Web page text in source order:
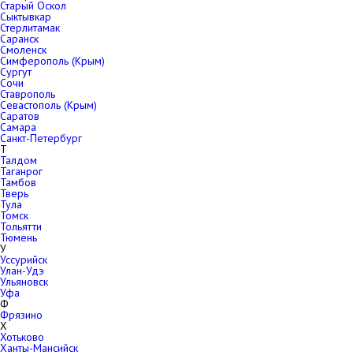
Старый Оскол
Сыктывкар
Стерлитамак
Саранск
Смоленск
Симферополь (Крым)
Сургут
Сочи
Ставрополь
Севастополь (Крым)
Саратов
Самара
Санкт-Петербург
Т
Талдом
Таганрог
Тамбов
Тверь
Тула
Томск
Тольятти
Тюмень
У
Уссурийск
Улан-Удэ
Ульяновск
Уфа
Ф
Фрязино
Х
Хотьково
Ханты-Мансийск